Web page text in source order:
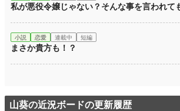
私が悪役令嬢じゃない？そんな事を言われて
小説 恋愛 連載中 短編
まさか貴方も！？
山葵の近況ボードの更新履歴